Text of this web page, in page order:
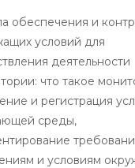
обеспечения и
условий для
деятельности
что такое
и регистрация
среды,
и условиям